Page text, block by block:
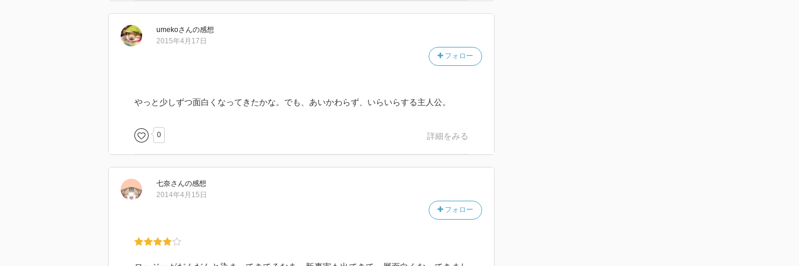
umekoさんの感想
フォロー
2015年4月17日
やっと少しずつ面白くなってきたかな。でも、あいかわらず、いらいらする主人公。
0 詳細をみる
七奈さんの感想
フォロー
2014年4月15日